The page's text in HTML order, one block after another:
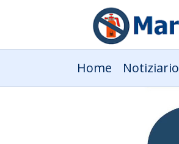
Home Notiziario